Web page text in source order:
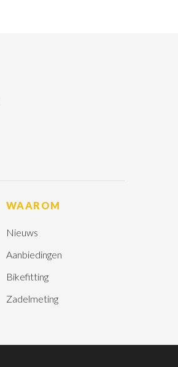
WAAROM
Nieuws
Aanbiedingen
Bikefitting
Zadelmeting